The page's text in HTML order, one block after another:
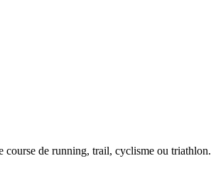
course de running, trail, cyclisme ou triathlon.